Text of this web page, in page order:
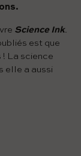
Science Ink.
est que
! La science
elle a aussi